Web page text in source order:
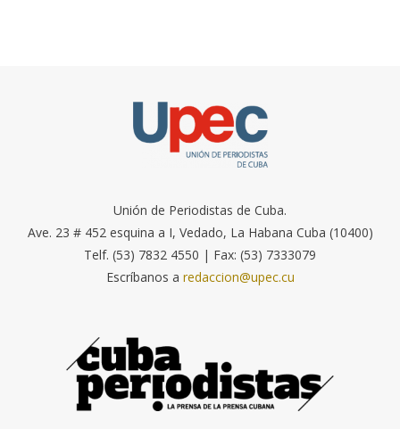
Unión de Periodistas de Cuba.
Ave. 23 # 452 esquina a I, Vedado, La Habana Cuba (10400)
Telf. (53) 7832 4550 | Fax: (53) 7333079
Escríbanos a redaccion@upec.cu